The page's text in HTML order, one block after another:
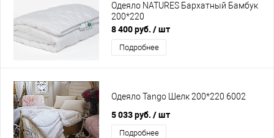
Одеяло NATURES Бархатный Бамбук
200*220
8 400 руб. / шт
Подробнее
Одеяло Tango Шелк 200*220 6002
5 033 руб. / шт
Подробнее